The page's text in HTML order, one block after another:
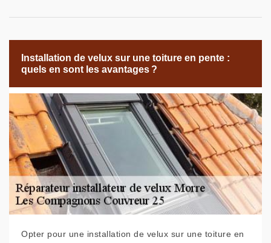
Installation de velux sur une toiture en pente :
quels en sont les avantages ?
Opter pour une installation de velux sur une toiture en